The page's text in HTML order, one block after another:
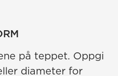
på teppet. Oppgi
diameter for